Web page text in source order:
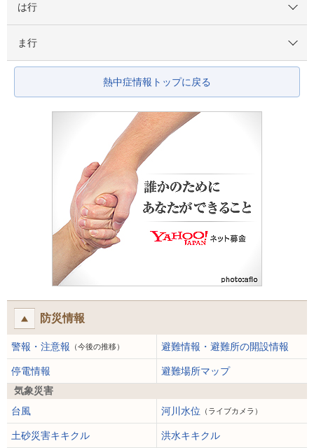
は行
ま行
熱中症情報トップに戻る
防災情報
警報・注意報 （今後の推移） 避難情報・避難所の開設情報
停電情報
避難場所マップ
気象災害
台風
河川水位 （ライブカメラ）
土砂災害キキクル
洪水キキクル